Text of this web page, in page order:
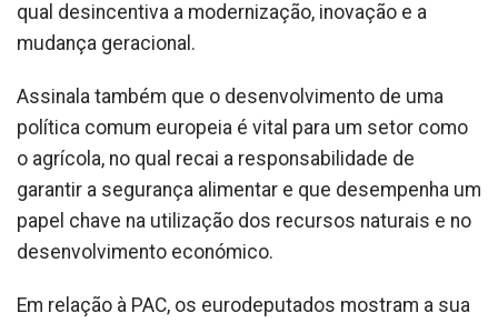
qual desincentiva a modernização, inovação e a
mudança geracional.
Assinala também que o desenvolvimento de uma
política comum europeia é vital para um setor como
o agrícola, no qual recai a responsabilidade de
garantir a segurança alimentar e que desempenha um
papel chave na utilização dos recursos naturais e no
desenvolvimento económico.
Em relação à PAC, os eurodeputados mostram a sua